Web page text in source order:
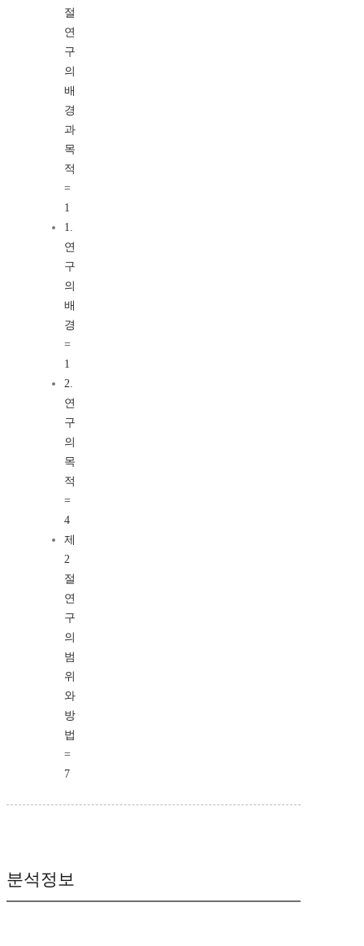
절
연
구
의
배
경
과
목
적
=
1
1.
연
구
의
배
경
=
1
2.
연
구
의
목
적
=
4
제
2
절
연
구
의
범
위
와
방
법
=
7
분석정보